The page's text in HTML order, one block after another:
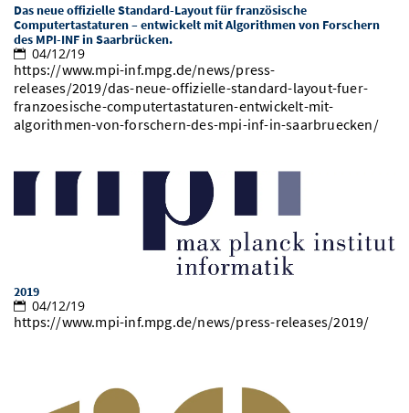
Das neue offizielle Standard-Layout für französische
Computertastaturen – entwickelt mit Algorithmen von Forschern
des MPI-INF in Saarbrücken.
04/12/19
https://www.mpi-inf.mpg.de/news/press-
releases/2019/das-neue-offizielle-standard-layout-fuer-
franzoesische-computertastaturen-entwickelt-mit-
algorithmen-von-forschern-des-mpi-inf-in-saarbruecken/
2019
04/12/19
https://www.mpi-inf.mpg.de/news/press-releases/2019/